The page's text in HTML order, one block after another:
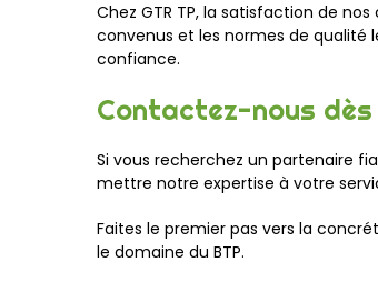
Chez GTR TP, la satisfaction de
convenus et les normes de qualité
confiance.
Contactez-nous dès
Si vous recherchez un partenaire
mettre notre expertise à votre
Faites le premier pas vers la
le domaine du BTP.